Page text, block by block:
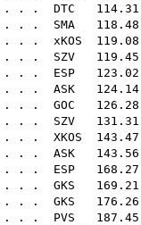
. . . DTC
. . . SMA
. . . xKOS
. . . SZV
. . . ESP
. . ASK
. . . GOC
. . . SZV
. . . XKOS
. . . ASK
. . . ESP
. . . GKS
. . . GKS
. . . PVS